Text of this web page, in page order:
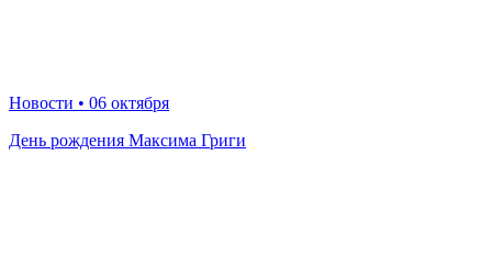
Новости • 06 октября
День рождения Максима Григи